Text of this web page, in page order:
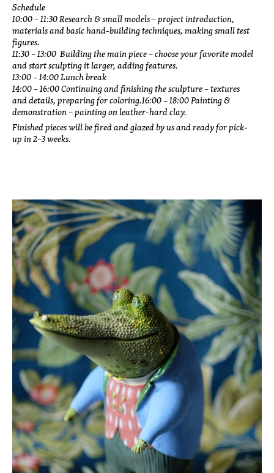
Schedule
10:00 – 11:30 Research & small models – project introduction,
materials and basic hand-building techniques, making small test
figures.
11:30 – 13:00 Building the main piece – choose your favorite model
and start sculpting it larger, adding features.
13:00 – 14:00 Lunch break
14:00 – 16:00 Continuing and finishing the sculpture – textures
and details, preparing for coloring.16:00 – 18:00 Painting &
demonstration – painting on leather-hard clay.
Finished pieces will be fired and glazed by us and ready for pick-
up in 2–3 weeks.